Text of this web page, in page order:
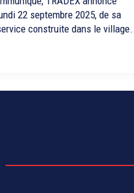
22 septembre 2025, de sa
construite dans le